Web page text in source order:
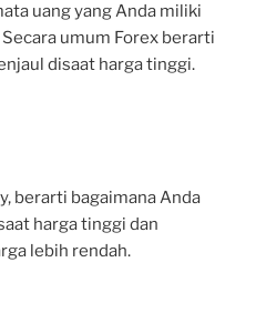
uang yang Anda miliki
umum Forex berarti
disaat harga tinggi.
berarti bagaimana Anda
harga tinggi dan
lebih rendah.